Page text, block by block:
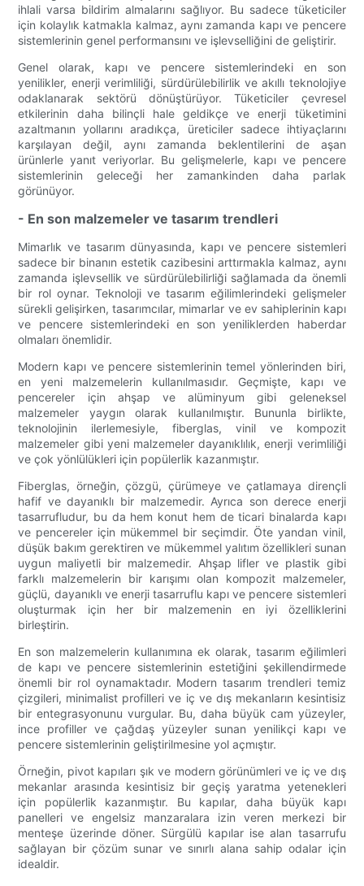
ihlali varsa bildirim almalarını sağlıyor. Bu sadece tüketiciler
için kolaylık katmakla kalmaz, aynı zamanda kapı ve pencere
sistemlerinin genel performansını ve işlevselliğini de geliştirir.
Genel olarak, kapı ve pencere sistemlerindeki en son
yenilikler, enerji verimliliği, sürdürülebilirlik ve akıllı teknolojiye
odaklanarak sektörü dönüştürüyor. Tüketiciler çevresel
etkilerinin daha bilinçli hale geldikçe ve enerji tüketimini
azaltmanın yollarını aradıkça, üreticiler sadece ihtiyaçlarını
karşılayan değil, aynı zamanda beklentilerini de aşan
ürünlerle yanıt veriyorlar. Bu gelişmelerle, kapı ve pencere
sistemlerinin geleceği her zamankinden daha parlak
görünüyor.
- En son malzemeler ve tasarım trendleri
Mimarlık ve tasarım dünyasında, kapı ve pencere sistemleri
sadece bir binanın estetik cazibesini arttırmakla kalmaz, aynı
zamanda işlevsellik ve sürdürülebilirliği sağlamada da önemli
bir rol oynar. Teknoloji ve tasarım eğilimlerindeki gelişmeler
sürekli gelişirken, tasarımcılar, mimarlar ve ev sahiplerinin kapı
ve pencere sistemlerindeki en son yeniliklerden haberdar
olmaları önemlidir.
Modern kapı ve pencere sistemlerinin temel yönlerinden biri,
en yeni malzemelerin kullanılmasıdır. Geçmişte, kapı ve
pencereler için ahşap ve alüminyum gibi geleneksel
malzemeler yaygın olarak kullanılmıştır. Bununla birlikte,
teknolojinin ilerlemesiyle, fiberglas, vinil ve kompozit
malzemeler gibi yeni malzemeler dayanıklılık, enerji verimliliği
ve çok yönlülükleri için popülerlik kazanmıştır.
Fiberglas, örneğin, çözgü, çürümeye ve çatlamaya dirençli
hafif ve dayanıklı bir malzemedir. Ayrıca son derece enerji
tasarrufludur, bu da hem konut hem de ticari binalarda kapı
ve pencereler için mükemmel bir seçimdir. Öte yandan vinil,
düşük bakım gerektiren ve mükemmel yalıtım özellikleri sunan
uygun maliyetli bir malzemedir. Ahşap lifler ve plastik gibi
farklı malzemelerin bir karışımı olan kompozit malzemeler,
güçlü, dayanıklı ve enerji tasarruflu kapı ve pencere sistemleri
oluşturmak için her bir malzemenin en iyi özelliklerini
birleştirin.
En son malzemelerin kullanımına ek olarak, tasarım eğilimleri
de kapı ve pencere sistemlerinin estetiğini şekillendirmede
önemli bir rol oynamaktadır. Modern tasarım trendleri temiz
çizgileri, minimalist profilleri ve iç ve dış mekanların kesintisiz
bir entegrasyonunu vurgular. Bu, daha büyük cam yüzeyler,
ince profiller ve çağdaş yüzeyler sunan yenilikçi kapı ve
pencere sistemlerinin geliştirilmesine yol açmıştır.
Örneğin, pivot kapıları şık ve modern görünümleri ve iç ve dış
mekanlar arasında kesintisiz bir geçiş yaratma yetenekleri
için popülerlik kazanmıştır. Bu kapılar, daha büyük kapı
panelleri ve engelsiz manzaralara izin veren merkezi bir
menteşe üzerinde döner. Sürgülü kapılar ise alan tasarrufu
sağlayan bir çözüm sunar ve sınırlı alana sahip odalar için
idealdir.